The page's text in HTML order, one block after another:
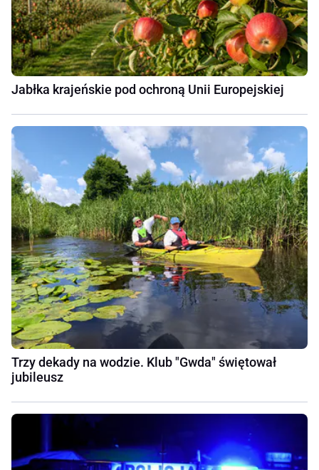
Jabłka krajeńskie pod ochroną Unii Europejskiej
Trzy dekady na wodzie. Klub "Gwda" świętował
jubileusz